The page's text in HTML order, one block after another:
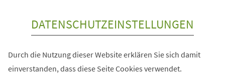
DATENSCHUTZEINSTELLUNGEN
Durch die Nutzung dieser Website erklären Sie sich damit
einverstanden, dass diese Seite Cookies verwendet.